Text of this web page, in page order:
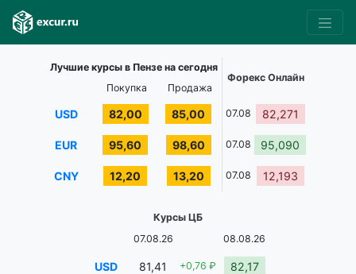
Лучшие курсы в Пензе на сегодня
Форекс Онлайн
Покупка
Продажа
USD 82,00 85,00 07.08 82,271
EUR 95,60 98,60 07.08 95,090
CNY 12,20 13,20 07.08 12,193
Курсы ЦБ
07.08.26
08.08.26
USD 81,41 +0,76 ₽ 82,17